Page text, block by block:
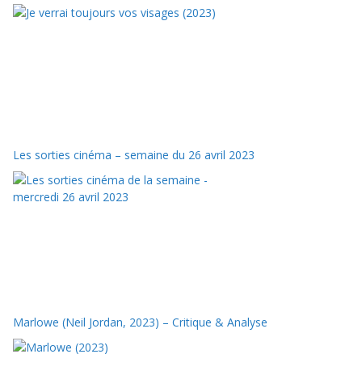
Les sorties cinéma – semaine du 26 avril 2023
Marlowe (Neil Jordan, 2023) – Critique & Analyse